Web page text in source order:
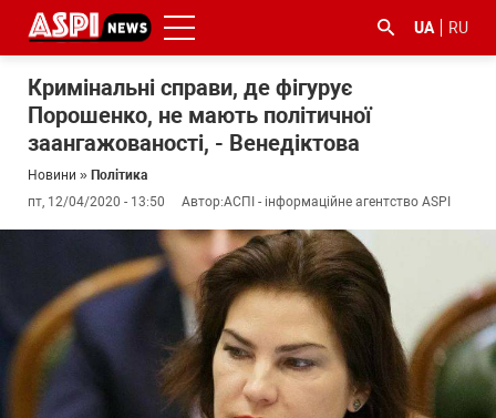
UA RU
Кримінальні справи, де фігурує
Порошенко, не мають політичної
заангажованості, - Венедіктова
Новини » Політика
пт, 12/04/2020 - 13:50
Автор:АСПІ - інформаційне агентство ASPI
#боротьба
корупцією
#ДФС #Київ #коронавірус